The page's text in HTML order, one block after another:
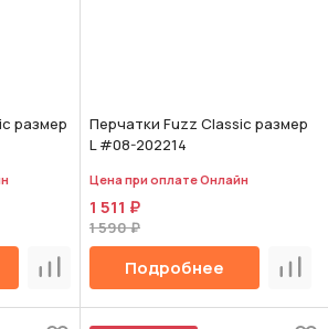
размер
Сравнить
Перчатки Fuzz Classic размер
L #08-202214
Цена при оплате Онлайн
1 511 ₽
1 590 ₽
Подробнее